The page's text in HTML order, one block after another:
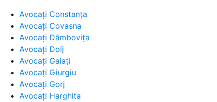
Avocați Constanța
Avocați Covasna
Avocați Dâmbovița
Avocați Dolj
Avocați Galați
Avocați Giurgiu
Avocați Gorj
Avocați Harghita